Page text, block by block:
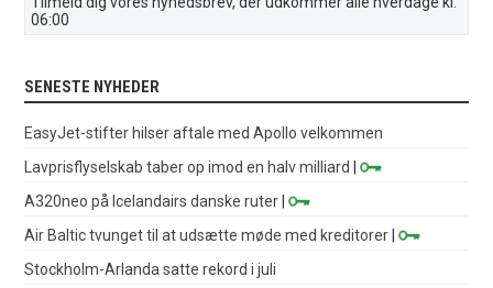
06:00
SENESTE NYHEDER
EasyJet-stifter hilser aftale med Apollo velkommen
Lavprisflyselskab taber op imod en halv milliard
|
A320neo på Icelandairs danske ruter |
Air Baltic tvunget til at udsætte møde med kreditorer |
Stockholm-Arlanda satte rekord i juli